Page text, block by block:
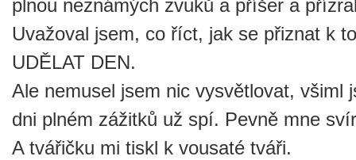
plnou neznámých zvuků a příšer a
Uvažoval jsem, co říct, jak se přiznat k
UDĚLAT DEN.
Ale nemusel jsem nic vysvětlovat, všiml
dni plném zážitků už spí. Pevně mne
A tvářičku mi tiskl k vousaté tváři.